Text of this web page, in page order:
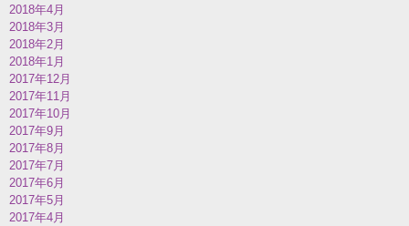
2018年4月
2018年3月
2018年2月
2018年1月
2017年12月
2017年11月
2017年10月
2017年9月
2017年8月
2017年7月
2017年6月
2017年5月
2017年4月